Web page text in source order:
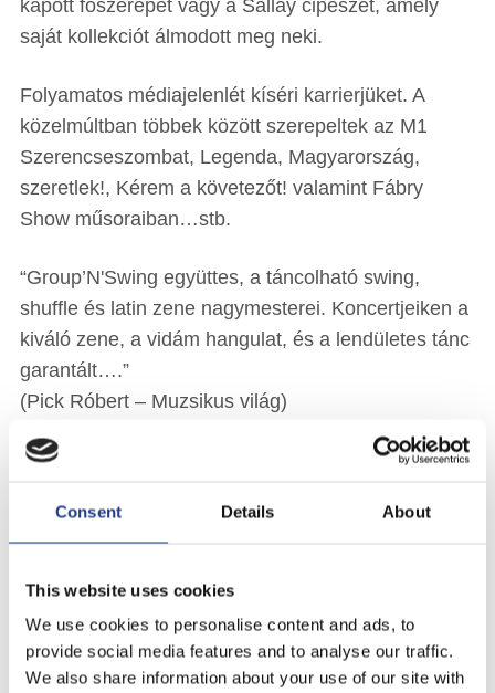
Consent Details About
This website uses cookies
We use cookies to personalise content and ads, to
provide social media features and to analyse our traffic.
We also share information about your use of our site with
kapott főszerepet vagy a Sallay cipészet, amely
saját kollekciót álmodott meg neki.
Folyamatos médiajelenlét kíséri karrierjüket. A
közelmúltban többek között szerepeltek az M1
Szerencseszombat, Legenda, Magyarország,
szeretlek!, Kérem a követezőt! valamint Fábry
Show műsoraiban…stb.
“Group’N'Swing együttes, a táncolható swing,
shuffle és latin zene nagymesterei. Koncertjeiken a
kiváló zene, a vidám hangulat, és a lendületes tánc
garantált….”
(Pick Róbert – Muzsikus világ)
“Ez a zenekar akármilyen rendezvényen
kötelező eleme létezésünknek. A koncerten
bajait magunk mögött hagyva dobjuk félre a szürke
hétköznapok bájtalanságát, és lendüljünk bele a
swinges ritmusokba…”
(Vilkó T. Weber – Ekultúra)